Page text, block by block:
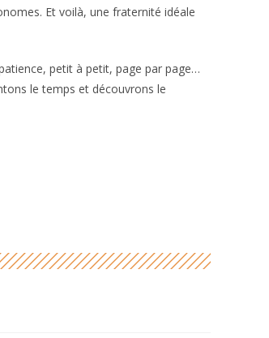
Et voilà, une fraternité idéale
petit à petit, page par page…
le temps et découvrons le